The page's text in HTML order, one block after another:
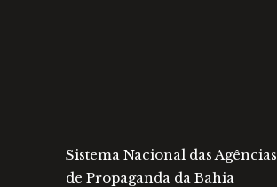
Sistema Nacional das Agências
de Propaganda da Bahia